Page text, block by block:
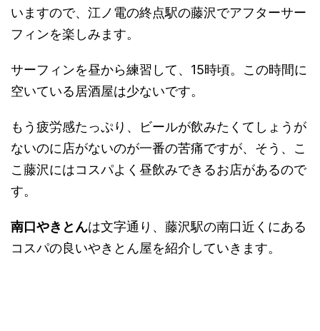
いますので、江ノ電の終点駅の藤沢でアフターサー
フィンを楽しみます。
サーフィンを昼から練習して、15時頃。この時間に
空いている居酒屋は少ないです。
もう疲労感たっぷり、ビールが飲みたくてしょうが
ないのに店がないのが一番の苦痛ですが、そう、こ
こ藤沢にはコスパよく昼飲みできるお店があるので
す。
南口やきとんは文字通り、藤沢駅の南口近くにある
コスパの良いやきとん屋を紹介していきます。